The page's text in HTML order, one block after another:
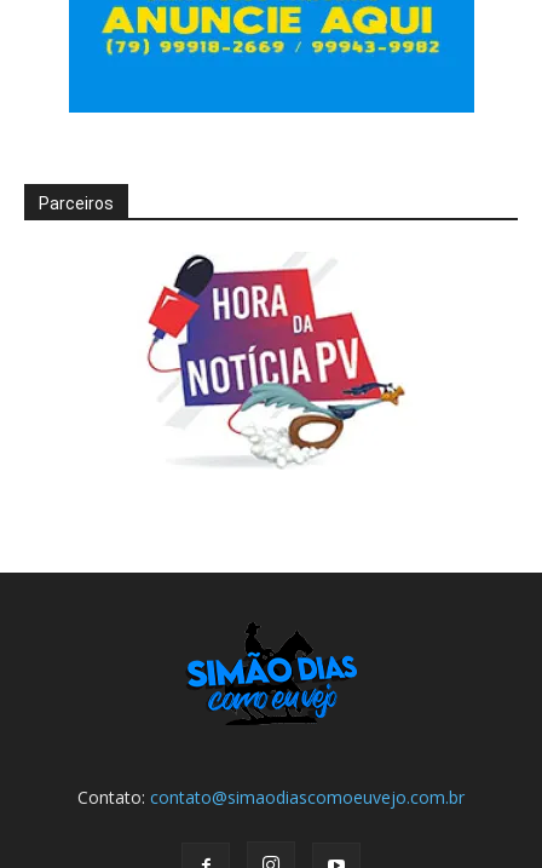
Parceiros
Contato: contato@simaodiascomoeuvejo.com.br